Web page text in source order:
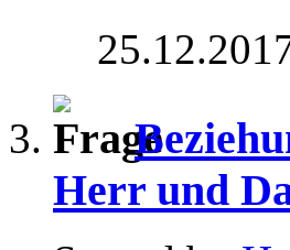
Herr und